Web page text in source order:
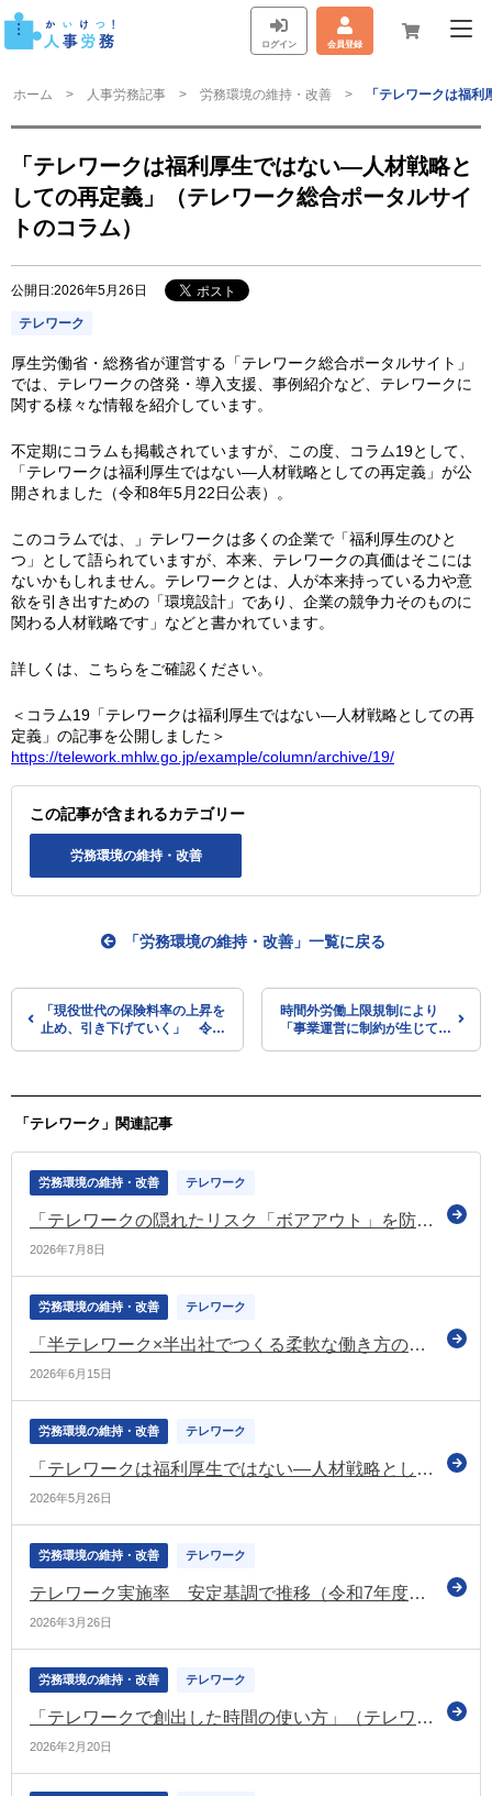
ログイン 会員登録
ホーム 人事労務記事 労務環境の維持・改善 「テレワークは福
「テレワークは福利厚生ではない—人材戦略と
しての再定義」（テレワーク総合ポータルサイ
トのコラム）
公開日:2026年5月26日
テレワーク
厚生労働省・総務省が運営する「テレワーク総合ポータルサイト」
では、テレワークの啓発・導入支援、事例紹介など、テレワークに
関する様々な情報を紹介しています。
不定期にコラムも掲載されていますが、この度、コラム19として、
「テレワークは福利厚生ではない—人材戦略としての再定義」が公
開されました（令和8年5月22日公表）。
このコラムでは、」テレワークは多くの企業で「福利厚生のひと
つ」として語られていますが、本来、テレワークの真価はそこには
ないかもしれません。テレワークとは、人が本来持っている力や意
欲を引き出すための「環境設計」であり、企業の競争力そのものに
関わる人材戦略です」などと書かれています。
詳しくは、こちらをご確認ください。
＜コラム19「テレワークは福利厚生ではない—人材戦略としての再
定義」の記事を公開しました＞
https://telework.mhlw.go.jp/example/column/archive/19/
この記事が含まれるカテゴリー
労務環境の維持・改善
「現役世代の保険料率の上昇を
止め、引き下げていく」 令和
「労務環境の維持・改善」一覧に戻る
時間外労働上限規制により
「事業運営に制約が生じてい
「テレワーク」関連記事
労務環境の維持・改善 テレワーク
「テレワークの隠れたリスク「ボアアウト」を防ぐ！組織を活性化する3つの健康経営戦略」（テレワーク総合ポータルサイトのコラム）
2026年7月8日
労務環境の維持・改善 テレワーク
「半テレワーク×半出社でつくる柔軟な働き方のススメ」（テレワーク総合ポータルサイトのコラム）
2026年6月15日
労務環境の維持・改善 テレワーク
「テレワークは福利厚生ではない—人材戦略としての再定義」（テレワーク総合ポータルサイトのコラム）
2026年5月26日
労務環境の維持・改善 テレワーク
テレワーク実施率 安定基調で推移（令和7年度のテレワーク人口実態調査）
2026年3月26日
労務環境の維持・改善 テレワーク
「テレワークで創出した時間の使い方」（テレワーク総合ポータルサイトのコラム）
2026年2月20日